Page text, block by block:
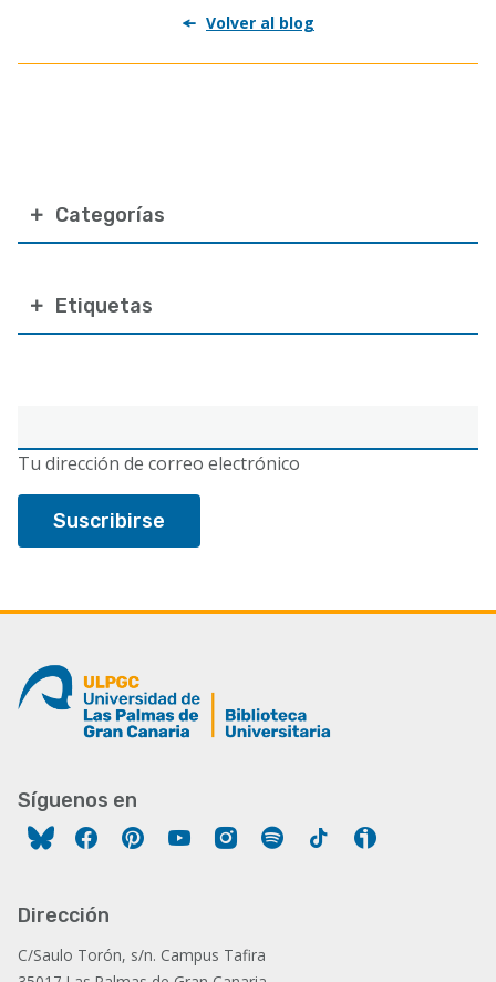
electrónico
Tu dirección de correo electrónico
Categorías
Etiquetas
Volver al blog
Síguenos en
FacebookPinterestYouTubeInstagram
Spotify Tiktok
Dirección
C/Saulo Torón, s/n. Campus Tafira